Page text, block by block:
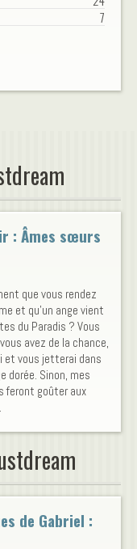
7
: Âmes sœurs
que vous rendez
et qu'un ange vient
du Paradis ? Vous
avez de la chance,
et vous jetterai dans
dorée. Sinon, mes
feront goûter aux
de Gabriel :